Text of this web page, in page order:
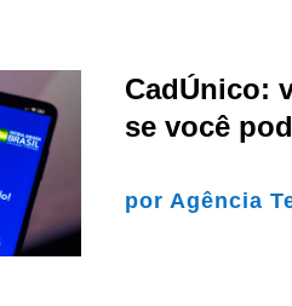
CadÚnico:
se você
porAgência